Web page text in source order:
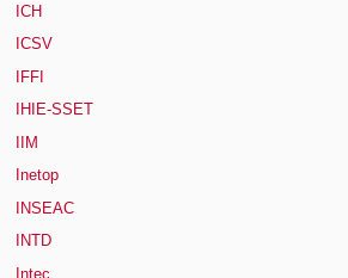
ICH
ICSV
IFFI
IHIE-SSET
IIM
Inetop
INSEAC
INTD
Intec